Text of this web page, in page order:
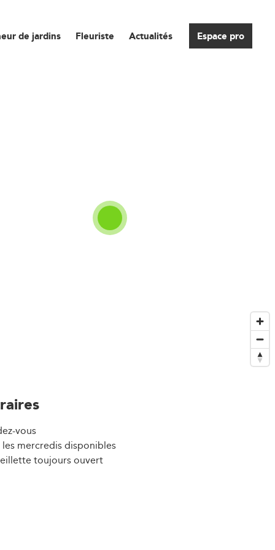
de jardins Fleuriste Actualités Espace pro
vous
mercredis disponibles
toujours ouvert